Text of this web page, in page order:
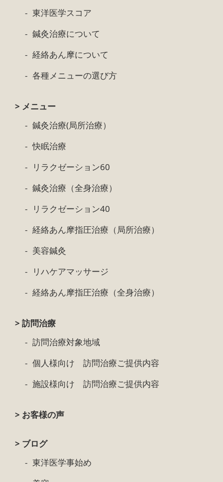
東洋医学スコア
鍼灸治療について
経絡あん摩について
各種メニューの選び方
> メニュー
鍼灸治療(局所治療）
快眠治療
リラクゼーション60
鍼灸治療（全身治療）
リラクゼーション40
経絡あん摩指圧治療（局所治療）
美容鍼灸
リハケアマッサージ
経絡あん摩指圧治療（全身治療）
> 訪問治療
訪問治療対象地域
個人様向け 訪問治療ご提供内容
施設様向け 訪問治療ご提供内容
> お客様の声
> ブログ
東洋医学事始め